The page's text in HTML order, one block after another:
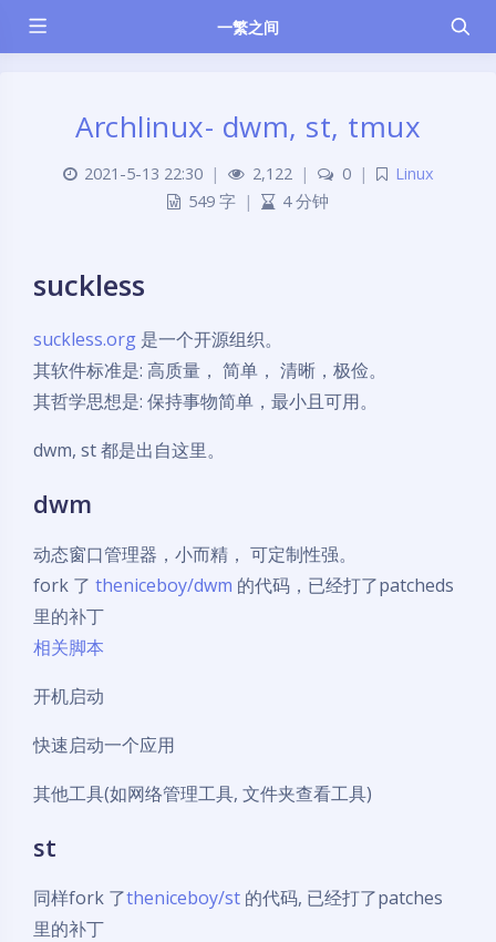
一繁之间
Archlinux- dwm, st, tmux
2021-5-13 22:30 | 2,122 | 0 |
Linux
549 字 | 4 分钟
suckless
suckless.org 是一个开源组织。
其软件标准是: 高质量， 简单， 清晰，极俭。
其哲学思想是: 保持事物简单，最小且可用。
dwm, st 都是出自这里。
dwm
动态窗口管理器，小而精， 可定制性强。
fork 了 theniceboy/dwm 的代码，已经打了patcheds
里的补丁
相关脚本
开机启动
快速启动一个应用
其他工具(如网络管理工具, 文件夹查看工具)
st
同样fork 了theniceboy/st 的代码, 已经打了patches
里的补丁